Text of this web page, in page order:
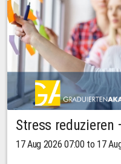
Stress reduzieren
17 Aug 2026 07:00 to 17